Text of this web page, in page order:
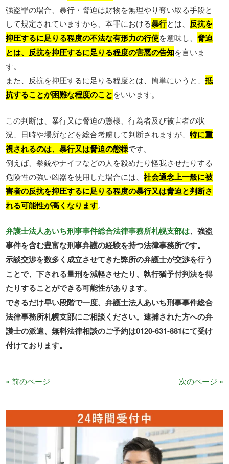
強盗罪の場合、暴行・脅迫は財物を無理やり奪い取る手段と
して規定されていますから、本罪における暴行とは、 反抗を
抑圧するに足りる程度の不法な有形力の行使を意味し、脅迫
とは、反抗を抑圧するに足りる程度の害悪の告知を言いま
す。
また、反抗を抑圧するに足りる程度とは、簡単にいうと、抵
抗することが困難な程度のことをいいます。
この判断は、暴行又は脅迫の態様、行為者及び被害者の状
況、日時や場所などを総合考慮して判断されますが、特に重
視されるのは、暴行又は脅迫の態様です。
例えば、拳銃やナイフなどの人を殺めたり怪我させたりする
危険性の強い凶器を使用した場合には、社会通念上一般に被
害者の反抗を抑圧するに足りる程度の暴行又は脅迫と判断さ
れる可能性が高くなります。
弁護士法人あいち刑事事件総合法律事務所札幌支部は、強盗
事件を含む豊富な刑事弁護の経験を持つ法律事務所です。
示談交渉を数多く成立させてきた弊所の弁護士が交渉を行う
ことで、下される量刑を減軽させたり、執行猶予付判決を得
たりすることができる可能性があります。
できるだけ早い段階で一度、弁護士法人あいち刑事事件総合
法律事務所札幌支部にご相談ください。逮捕された方への弁
護士の派遣、無料法律相談のご予約は0120-631-881にて受け
付けております。
« 前のページ 次のページ »